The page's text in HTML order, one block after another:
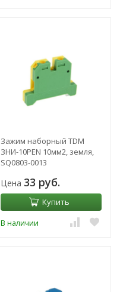
Зажим наборный TDM
ЗНИ-10PEN 10мм2, земля,
SQ0803-0013
Цена 33 руб.
Купить
В наличии